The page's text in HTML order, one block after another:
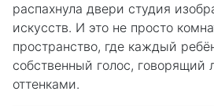
распахнула двери студия
искусств. И это не просто
пространство, где каждый
собственный голос, говорящий
оттенками.